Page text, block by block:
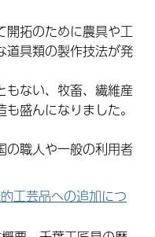
拓のために農具や工
道具類の製作技法が発
ない、牧畜、繊維産
盛んになりました。
職人や一般の利用者
工芸品への追加につ